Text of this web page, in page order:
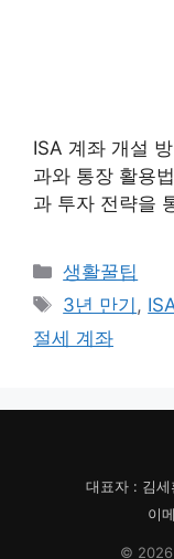
ISA 계좌 개설
과와 통장 활용
과 투자 전략을
카
테
리
생활꿀팁
태
그
3년 만기 ,
절세 계좌
대표자 : 김
이
© 2026